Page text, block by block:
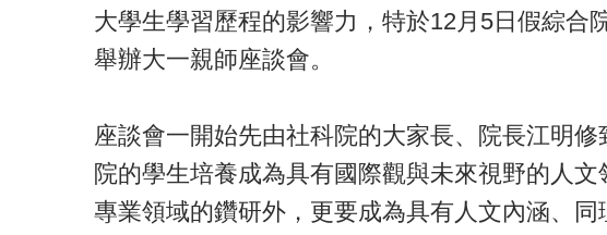
大學生學習歷程的影響力，特於12月5日假綜合
舉辦大一親師座談會。
座談會一開始先由社科院的大家長、院長江明
院的學生培養成為具有國際觀與未來視野的人
專業領域的鑽研外，更要成為具有人文內涵、